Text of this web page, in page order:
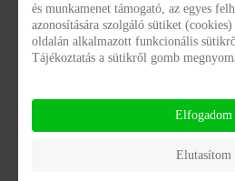
A K&H Csoport a K&H
Alapítvánnyal közösen 2024.
utógondozói ellátásban részesülő
és munkamenet támogató, az egyes
azonosítására szolgáló sütiket
oldalán alkalmazott funkcionális
Tájékoztatás a sütikről gomb
Elfogadom
Elutasítom